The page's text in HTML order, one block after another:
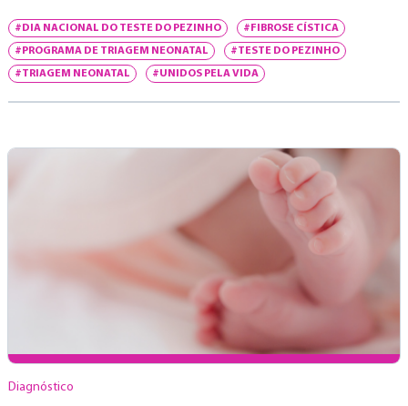
#DIA NACIONAL DO TESTE DO PEZINHO #FIBROSE CÍSTICA
#PROGRAMA DE TRIAGEM NEONATAL #TESTE DO PEZINHO
#TRIAGEM NEONATAL #UNIDOS PELA VIDA
Diagnóstico